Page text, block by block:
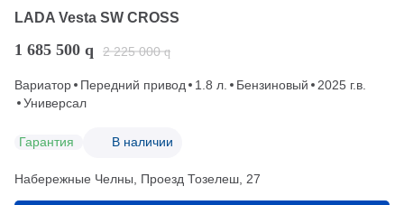
LADA Vesta SW CROSS
1 685 500 q 2 225 000 q
Вариатор Передний привод 1.8 л. Бензиновый
2025 г.в.
Универсал
Гарантия В наличии
Набережные Челны, Проезд ​Тозелеш, 27